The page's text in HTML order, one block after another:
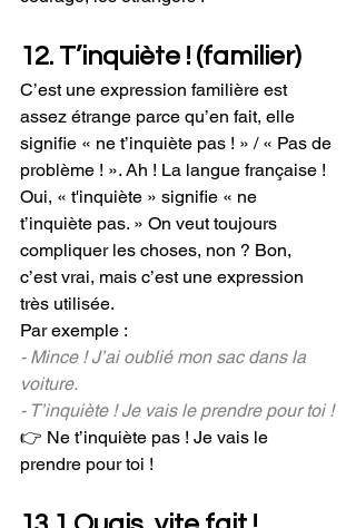
12. T’inquiète ! (familier)
C’est une expression familière est
assez étrange parce qu’en fait, elle
signifie « ne t’inquiète pas ! » / « Pas de
problème ! ». Ah ! La langue française !
Oui, « t'inquiète » signifie « ne
t’inquiète pas. » On veut toujours
compliquer les choses, non ? Bon,
c’est vrai, mais c’est une expression
très utilisée.
Par exemple :
- Mince ! J’ai oublié mon sac dans la
voiture.
- T’inquiète ! Je vais le prendre pour toi !
👉 Ne t’inquiète pas ! Je vais le
prendre pour toi !